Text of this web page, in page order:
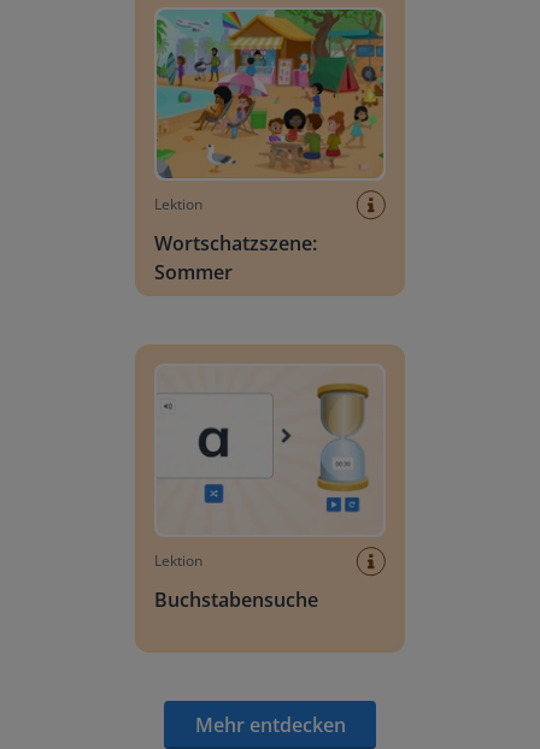
Lektion
Wortschatzszene:
Sommer
Lektion
Buchstabensuche
Mehr entdecken